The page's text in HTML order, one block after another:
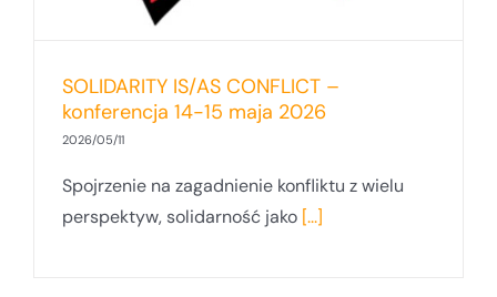
SOLIDARITY IS/AS CONFLICT –
konferencja 14-15 maja 2026
2026/05/11
Spojrzenie na zagadnienie konfliktu z wielu
perspektyw, solidarność jako [...]